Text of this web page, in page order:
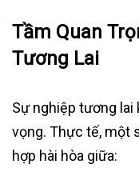
Tầm Quan
Tương Lai
Sự nghiệp tương lai
vọng. Thực tế, một
hợp hài hòa giữa: